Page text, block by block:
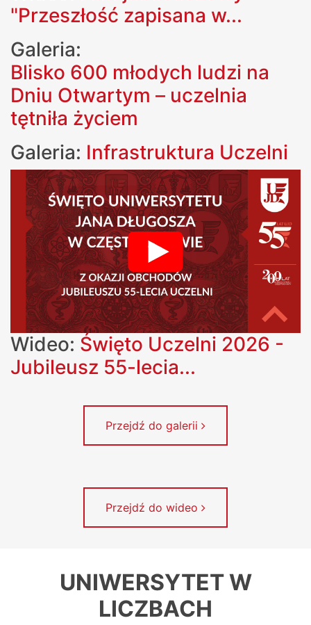
"Przeszłość zapisana w...
Galeria:
Blisko 600 młodych ludzi na
Dniu Otwartym – uczelnia
tętniła życiem
Galeria: Infrastruktura Uczelni
Wideo: Święto Uczelni 2026 -
Jubileusz 55-lecia...
Przejdź do galerii
Przejdź do wideo
UNIWERSYTET W
LICZBACH